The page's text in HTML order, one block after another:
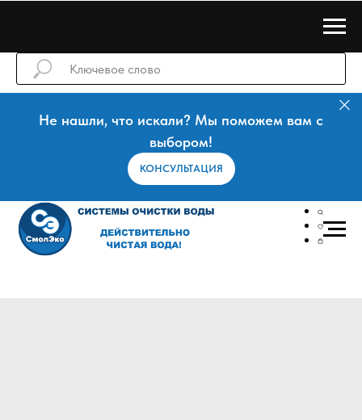
Не нашли, что искали? Мы поможем вам с
выбором!
КОНСУЛЬТАЦИЯ